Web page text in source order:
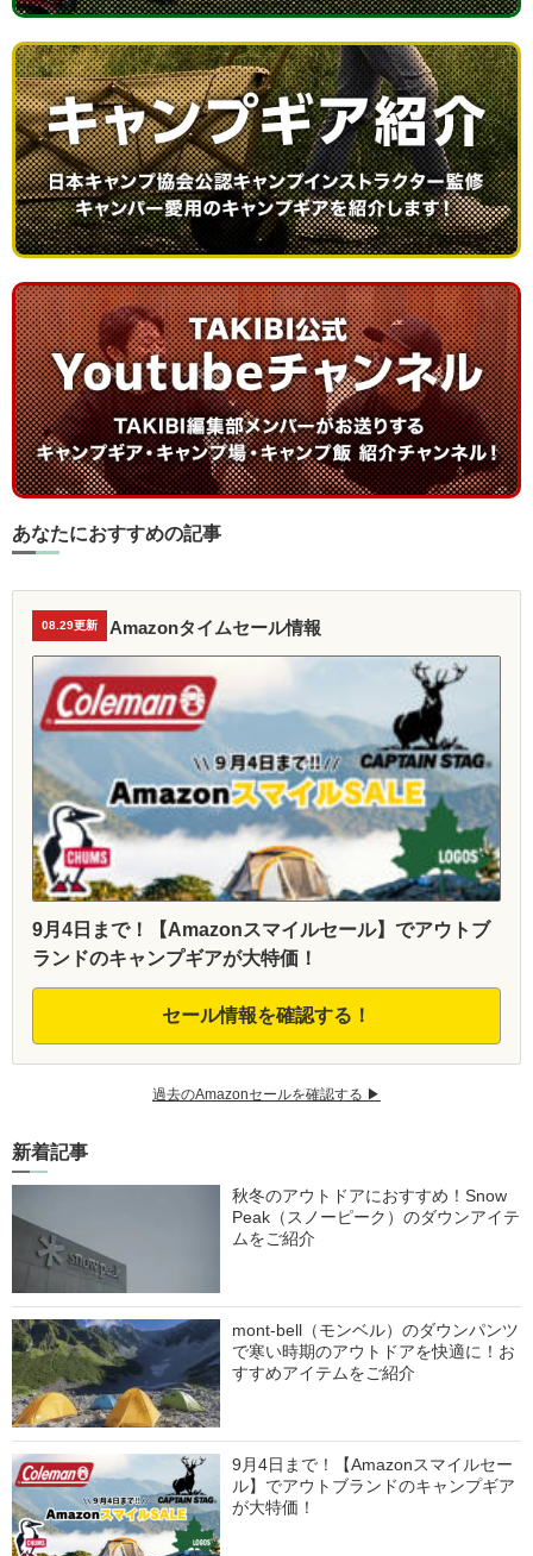
あなたにおすすめの記事
08.29更新 Amazonタイムセール情報
9月4日まで！【Amazonスマイルセール】でアウトブ
ランドのキャンプギアが大特価！
セール情報を確認する！
過去のAmazonセールを確認する ▶︎
新着記事
秋冬のアウトドアにおすすめ！Snow
Peak（スノーピーク）のダウンアイテ
ムをご紹介
mont-bell（モンベル）のダウンパンツ
で寒い時期のアウトドアを快適に！お
すすめアイテムをご紹介
9月4日まで！【Amazonスマイルセー
ル】でアウトブランドのキャンプギア
が大特価！